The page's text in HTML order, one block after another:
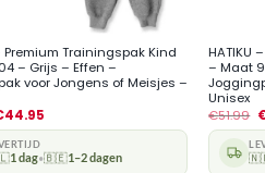
Premium Trainingspak Kind
– Grijs – Effen –
voor Jongens of Meisjes –
44.95
1 dag•🇧🇪1–2 dagen
HATIKU
– Maat
Unisex
€51.99